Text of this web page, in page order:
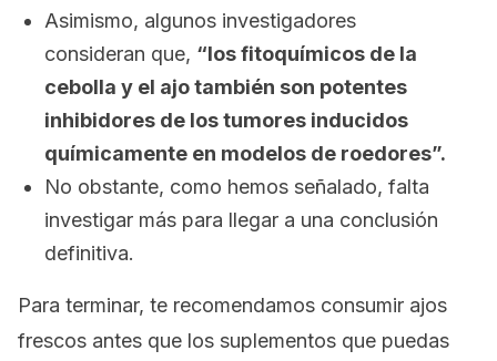
Asimismo, algunos investigadores
consideran que, “los fitoquímicos de la
cebolla y el ajo también son potentes
inhibidores de los tumores inducidos
químicamente en modelos de roedores”.
No obstante, como hemos señalado, falta
investigar más para llegar a una conclusión
definitiva.
Para terminar, te recomendamos consumir ajos
frescos antes que los suplementos que puedas